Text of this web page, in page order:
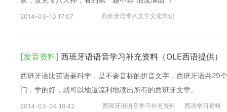
2014-03-10 17:07 西班牙语专八文学文化常识
[发音资料] 西班牙语语音学习补充资料（OLE西语提供）
西班牙语比英语要科学，是不要音标的拼音文字，西班牙语共29
门，学的好，就可以地道流利地读出所有的西班牙文章。
2014-03-04 19:42 西班牙语语音学习补充资料 西语学习资料